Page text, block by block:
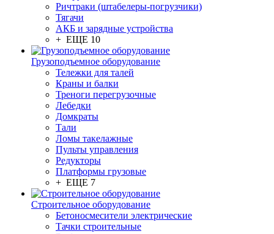
Ричтраки (штабелеры-погрузчики)
Тягачи
АКБ и зарядные устройства
+ ЕЩЕ 10
Грузоподъемное оборудование
Тележки для талей
Краны и балки
Треноги перегрузочные
Лебедки
Домкраты
Тали
Ломы такелажные
Пульты управления
Редукторы
Платформы грузовые
+ ЕЩЕ 7
Строительное оборудование
Бетоносмесители электрические
Тачки строительные